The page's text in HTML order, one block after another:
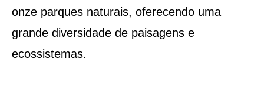
onze parques naturais, oferecendo uma
grande diversidade de paisagens e
ecossistemas.